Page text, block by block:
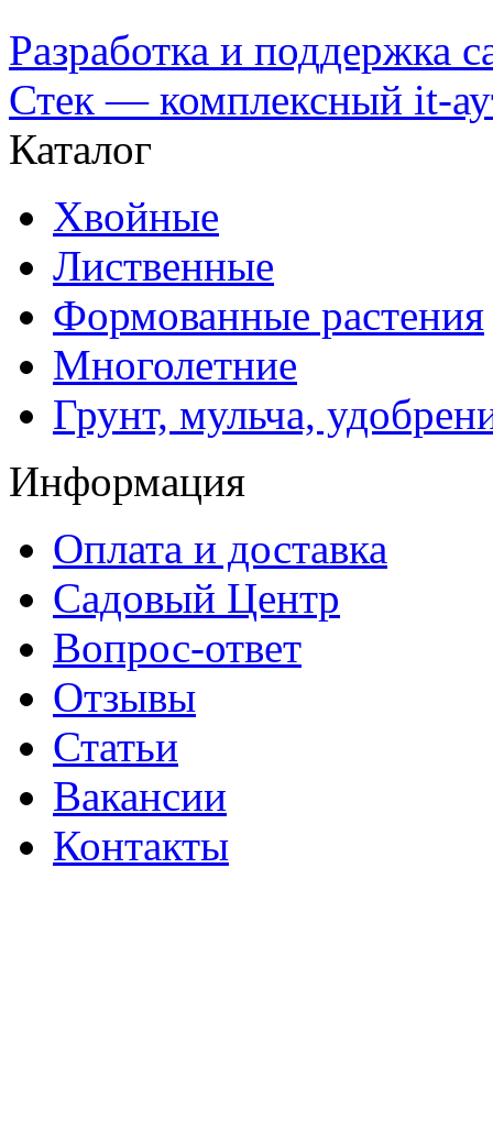
Разработка и поддержка
Стек — комплексный it-
Каталог
Хвойные
Лиственные
Формованные растения
Многолетние
Грунт, мульча,
Информация
Оплата и доставка
Садовый Центр
Вопрос-ответ
Отзывы
Статьи
Вакансии
Контакты